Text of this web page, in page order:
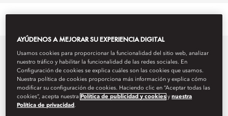
AYÚDENOS A MEJORAR SU EXPERIENCIA DIGITAL
Usamos cookies para proporcionar la funcionalidad del sitio web, analizar
nuestro tráfico y habilitar la funcionalidad de las redes sociales. En
Configuración de cookies se explica cuáles son las cookies que usamos.
Nuestra política de cookies proporciona más información y explica cómo
modificar su configuración de cookies. Haciendo clic en “Aceptar todas las
cookies”, acepta nuestra Política de publicidad y cookies ynuestra
Política de privacidad .